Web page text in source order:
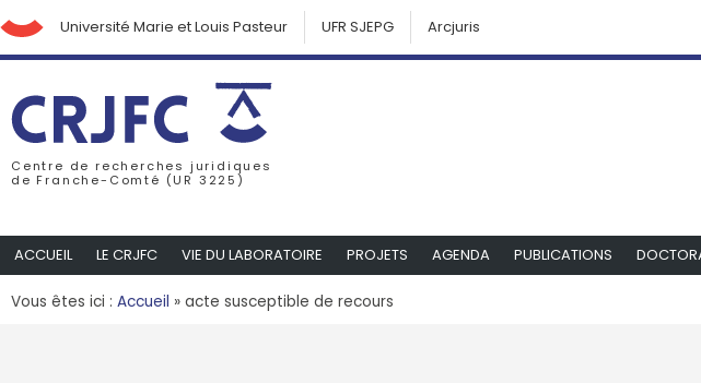
Université Marie et Louis Pasteur UFR SJEPG Arcjuris
Centre de recherches juridiques
de Franche-Comté (UR 3225)
ACCUEIL LE CRJFC VIE DU LABORATOIRE PROJETS AGENDA PUBLICATIONS
Vous êtes ici : Accueil » acte susceptible de recours